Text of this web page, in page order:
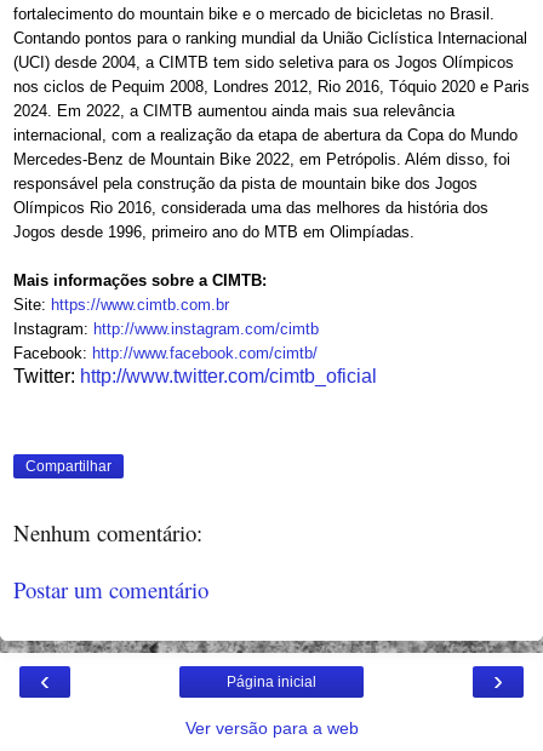
fortalecimento do mountain bike e o mercado de bicicletas no Brasil.
Contando pontos para o ranking mundial da União Ciclística Internacional
(UCI) desde 2004, a CIMTB tem sido seletiva para os Jogos Olímpicos
nos ciclos de Pequim 2008, Londres 2012, Rio 2016, Tóquio 2020 e Paris
2024. Em 2022, a CIMTB aumentou ainda mais sua relevância
internacional, com a realização da etapa de abertura da Copa do Mundo
Mercedes-Benz de Mountain Bike 2022, em Petrópolis. Além disso, foi
responsável pela construção da pista de mountain bike dos Jogos
Olímpicos Rio 2016, considerada uma das melhores da história dos
Jogos desde 1996, primeiro ano do MTB em Olimpíadas.
Mais informações sobre a CIMTB:
Site: https://www.cimtb.com.br
Instagram: http://www.instagram.com/cimtb
Facebook: http://www.facebook.com/cimtb/
Twitter: http://www.twitter.com/cimtb_ oficial
Compartilhar
Nenhum comentário:
Postar um comentário
‹ ›
Página inicial
Ver versão para a web